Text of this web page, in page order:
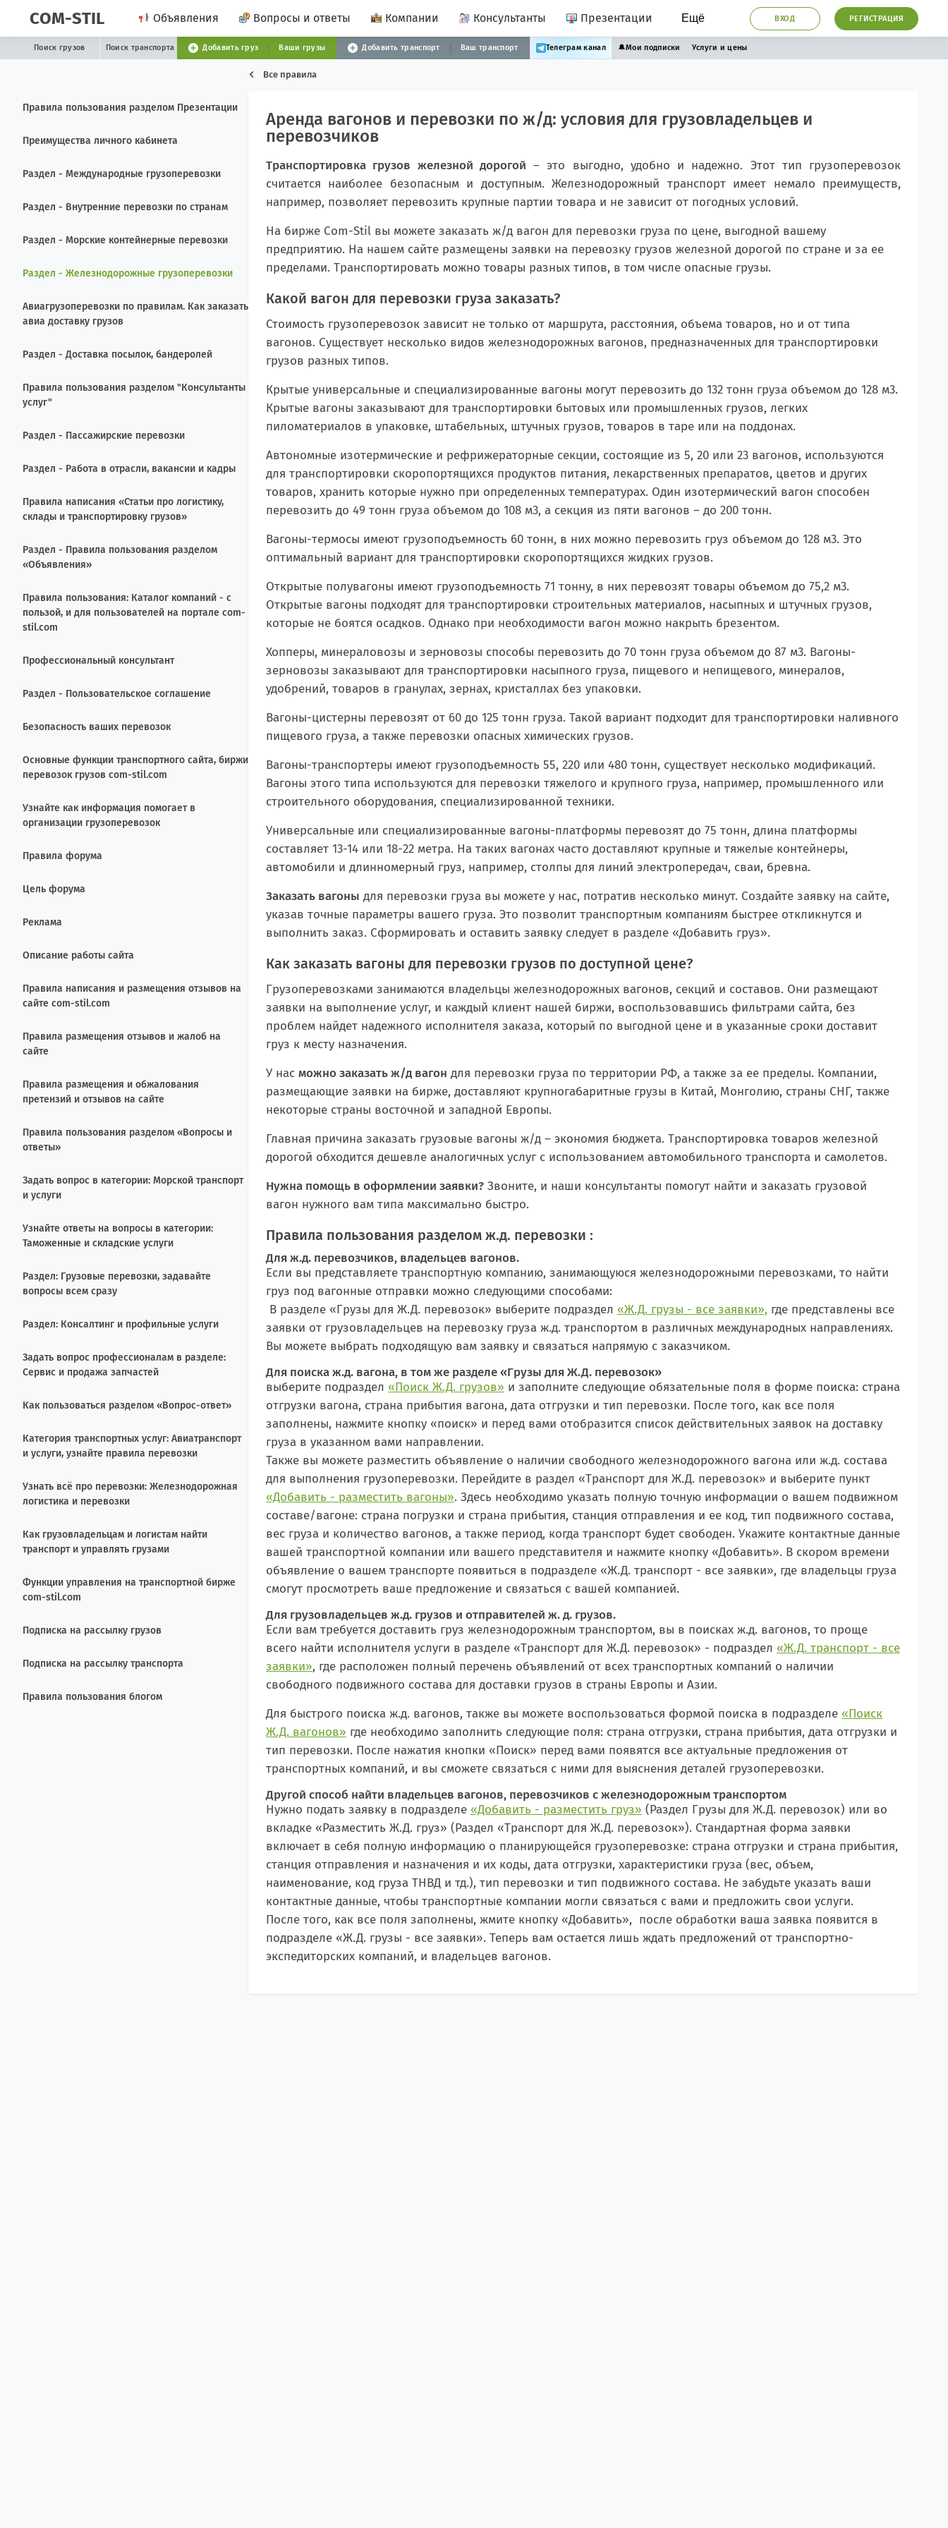
COM-STIL Объявления Вопросы и ответы Компании Консультанты Презентации Ещё ВХОД РЕГИСТРАЦИЯ
Поиск грузов Поиск транспорта Добавить груз Ваши грузы Добавить транспорт Ваш транспорт Телеграм канал 🔔Мои подписки Услуги и цены
Правила пользования разделом Презентации
Преимущества личного кабинета
Раздел - Международные грузоперевозки
Раздел - Внутренние перевозки по странам
Раздел - Морские контейнерные перевозки
Раздел - Железнодорожные грузоперевозки
Авиагрузоперевозки по правилам. Как заказать
авиа доставку грузов
Раздел - Доставка посылок, бандеролей
Правила пользования разделом "Консультанты
услуг"
Раздел - Пассажирские перевозки
Раздел - Работа в отрасли, вакансии и кадры
Правила написания «Статьи про логистику,
склады и транспортировку грузов»
Раздел - Правила пользования разделом
«Объявления»
Правила пользования: Каталог компаний - с
пользой, и для пользователей на портале com-
stil.com
Профессиональный консультант
Раздел - Пользовательское соглашение
Безопасность ваших перевозок
Основные функции транспортного сайта, биржи
перевозок грузов com-stil.com
Узнайте как информация помогает в
организации грузоперевозок
Правила форума
Цель форума
Реклама
Описание работы сайта
Правила написания и размещения отзывов на
сайте com-stil.com
Правила размещения отзывов и жалоб на
сайте
Правила размещения и обжалования
претензий и отзывов на сайте
Правила пользования разделом «Вопросы и
ответы»
Задать вопрос в категории: Морской транспорт
и услуги
Узнайте ответы на вопросы в категории:
Таможенные и складские услуги
Раздел: Грузовые перевозки, задавайте
вопросы всем сразу
Раздел: Консалтинг и профильные услуги
Задать вопрос профессионалам в разделе:
Сервис и продажа запчастей
Как пользоваться разделом «Вопрос-ответ»
Категория транспортных услуг: Авиатранспорт
и услуги, узнайте правила перевозки
Узнать всё про перевозки: Железнодорожная
логистика и перевозки
Как грузовладельцам и логистам найти
транспорт и управлять грузами
Функции управления на транспортной бирже
com-stil.com
Подписка на рассылку грузов
Подписка на рассылку транспорта
Правила пользования блогом
Все правила
Аренда вагонов и перевозки по ж/д: условия для грузовладельцев и
перевозчиков
Транспортировка грузов железной дорогой – это выгодно, удобно и надежно. Этот тип грузоперевозок
считается наиболее безопасным и доступным. Железнодорожный транспорт имеет немало преимуществ,
например, позволяет перевозить крупные партии товара и не зависит от погодных условий.
На бирже Com-Stil вы можете заказать ж/д вагон для перевозки груза по цене, выгодной вашему
предприятию. На нашем сайте размещены заявки на перевозку грузов железной дорогой по стране и за ее
пределами. Транспортировать можно товары разных типов, в том числе опасные грузы.
Какой вагон для перевозки груза заказать?
Стоимость грузоперевозок зависит не только от маршрута, расстояния, объема товаров, но и от типа
вагонов. Существует несколько видов железнодорожных вагонов, предназначенных для транспортировки
грузов разных типов.
Крытые универсальные и специализированные вагоны могут перевозить до 132 тонн груза объемом до 128 м3.
Крытые вагоны заказывают для транспортировки бытовых или промышленных грузов, легких
пиломатериалов в упаковке, штабельных, штучных грузов, товаров в таре или на поддонах.
Автономные изотермические и рефрижераторные секции, состоящие из 5, 20 или 23 вагонов, используются
для транспортировки скоропортящихся продуктов питания, лекарственных препаратов, цветов и других
товаров, хранить которые нужно при определенных температурах. Один изотермический вагон способен
перевозить до 49 тонн груза объемом до 108 м3, а секция из пяти вагонов – до 200 тонн.
Вагоны-термосы имеют грузоподъемность 60 тонн, в них можно перевозить груз объемом до 128 м3. Это
оптимальный вариант для транспортировки скоропортящихся жидких грузов.
Открытые полувагоны имеют грузоподъемность 71 тонну, в них перевозят товары объемом до 75,2 м3.
Открытые вагоны подходят для транспортировки строительных материалов, насыпных и штучных грузов,
которые не боятся осадков. Однако при необходимости вагон можно накрыть брезентом.
Хопперы, минераловозы и зерновозы способы перевозить до 70 тонн груза объемом до 87 м3. Вагоны-
зерновозы заказывают для транспортировки насыпного груза, пищевого и непищевого, минералов,
удобрений, товаров в гранулах, зернах, кристаллах без упаковки.
Вагоны-цистерны перевозят от 60 до 125 тонн груза. Такой вариант подходит для транспортировки наливного
пищевого груза, а также перевозки опасных химических грузов.
Вагоны-транспортеры имеют грузоподъемность 55, 220 или 480 тонн, существует несколько модификаций.
Вагоны этого типа используются для перевозки тяжелого и крупного груза, например, промышленного или
строительного оборудования, специализированной техники.
Универсальные или специализированные вагоны-платформы перевозят до 75 тонн, длина платформы
составляет 13-14 или 18-22 метра. На таких вагонах часто доставляют крупные и тяжелые контейнеры,
автомобили и длинномерный груз, например, столпы для линий электропередач, сваи, бревна.
Заказать вагоны для перевозки груза вы можете у нас, потратив несколько минут. Создайте заявку на сайте,
указав точные параметры вашего груза. Это позволит транспортным компаниям быстрее откликнутся и
выполнить заказ. Сформировать и оставить заявку следует в разделе «Добавить груз».
Как заказать вагоны для перевозки грузов по доступной цене?
Грузоперевозками занимаются владельцы железнодорожных вагонов, секций и составов. Они размещают
заявки на выполнение услуг, и каждый клиент нашей биржи, воспользовавшись фильтрами сайта, без
проблем найдет надежного исполнителя заказа, который по выгодной цене и в указанные сроки доставит
груз к месту назначения.
У нас можно заказать ж/д вагон для перевозки груза по территории РФ, а также за ее пределы. Компании,
размещающие заявки на бирже, доставляют крупногабаритные грузы в Китай, Монголию, страны СНГ, также
некоторые страны восточной и западной Европы.
Главная причина заказать грузовые вагоны ж/д – экономия бюджета. Транспортировка товаров железной
дорогой обходится дешевле аналогичных услуг с использованием автомобильного транспорта и самолетов.
Нужна помощь в оформлении заявки? Звоните, и наши консультанты помогут найти и заказать грузовой
вагон нужного вам типа максимально быстро.
Правила пользования разделом ж.д. перевозки :
Для ж.д. перевозчиков, владельцев вагонов.
Если вы представляете транспортную компанию, занимающуюся железнодорожными перевозками, то найти
груз под вагонные отправки можно следующими способами:
В разделе «Грузы для Ж.Д. перевозок» выберите подраздел «Ж.Д. грузы - все заявки», где представлены все
заявки от грузовладельцев на перевозку груза ж.д. транспортом в различных международных направлениях.
Вы можете выбрать подходящую вам заявку и связаться напрямую с заказчиком.
Для поиска ж.д. вагона, в том же разделе «Грузы для Ж.Д. перевозок»
выберите подраздел «Поиск Ж.Д. грузов» и заполните следующие обязательные поля в форме поиска: страна
отгрузки вагона, страна прибытия вагона, дата отгрузки и тип перевозки. После того, как все поля
заполнены, нажмите кнопку «поиск» и перед вами отобразится список действительных заявок на доставку
груза в указанном вами направлении.
Также вы можете разместить объявление о наличии свободного железнодорожного вагона или ж.д. состава
для выполнения грузоперевозки. Перейдите в раздел «Транспорт для Ж.Д. перевозок» и выберите пункт
«Добавить - разместить вагоны». Здесь необходимо указать полную точную информации о вашем подвижном
составе/вагоне: страна погрузки и страна прибытия, станция отправления и ее код, тип подвижного состава,
вес груза и количество вагонов, а также период, когда транспорт будет свободен. Укажите контактные данные
вашей транспортной компании или вашего представителя и нажмите кнопку «Добавить». В скором времени
объявление о вашем транспорте появиться в подразделе «Ж.Д. транспорт - все заявки», где владельцы груза
смогут просмотреть ваше предложение и связаться с вашей компанией.
Для грузовладельцев ж.д. грузов и отправителей ж. д. грузов.
Если вам требуется доставить груз железнодорожным транспортом, вы в поисках ж.д. вагонов, то проще
всего найти исполнителя услуги в разделе «Транспорт для Ж.Д. перевозок» - подраздел «Ж.Д. транспорт - все
заявки», где расположен полный перечень объявлений от всех транспортных компаний о наличии
свободного подвижного состава для доставки грузов в страны Европы и Азии.
Для быстрого поиска ж.д. вагонов, также вы можете воспользоваться формой поиска в подразделе «Поиск
Ж.Д. вагонов» где необходимо заполнить следующие поля: страна отгрузки, страна прибытия, дата отгрузки и
тип перевозки. После нажатия кнопки «Поиск» перед вами появятся все актуальные предложения от
транспортных компаний, и вы сможете связаться с ними для выяснения деталей грузоперевозки.
Другой способ найти владельцев вагонов, перевозчиков с железнодорожным транспортом
Нужно подать заявку в подразделе «Добавить - разместить груз» (Раздел Грузы для Ж.Д. перевозок) или во
вкладке «Разместить Ж.Д. груз» (Раздел «Транспорт для Ж.Д. перевозок»). Стандартная форма заявки
включает в себя полную информацию о планирующейся грузоперевозке: страна отгрузки и страна прибытия,
станция отправления и назначения и их коды, дата отгрузки, характеристики груза (вес, объем,
наименование, код груза ТНВД и тд.), тип перевозки и тип подвижного состава. Не забудьте указать ваши
контактные данные, чтобы транспортные компании могли связаться с вами и предложить свои услуги.
После того, как все поля заполнены, жмите кнопку «Добавить», после обработки ваша заявка появится в
подразделе «Ж.Д. грузы - все заявки». Теперь вам остается лишь ждать предложений от транспортно-
экспедиторских компаний, и владельцев вагонов.